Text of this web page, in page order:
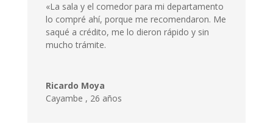
«La sala y el comedor para mi departamento
lo compré ahí, porque me recomendaron. Me
saqué a crédito, me lo dieron rápido y sin
mucho trámite.
Ricardo Moya
Cayambe , 26 años